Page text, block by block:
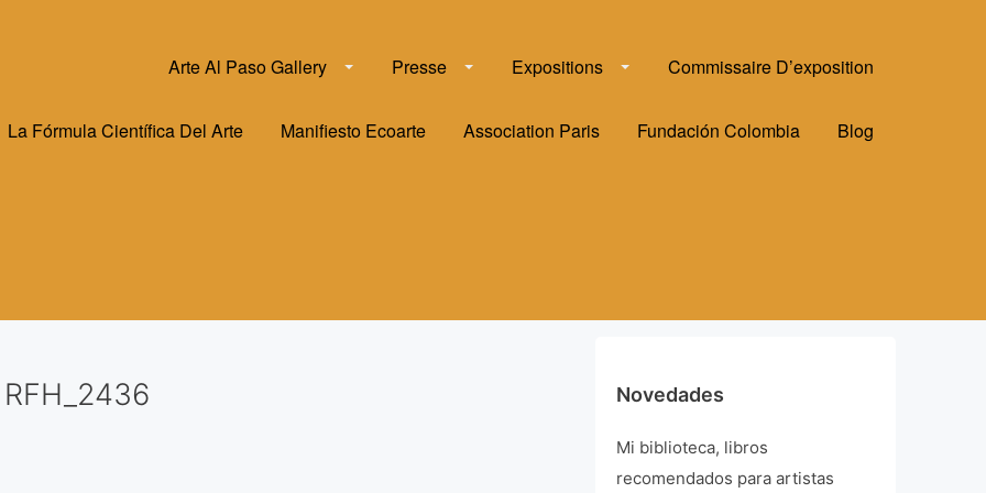
Arte Al Paso Gallery Presse Expositions Commissaire D’exposition
La Fórmula Científica Del Arte Manifiesto Ecoarte Association Paris Fundación Colombia Blog
RFH_2436 Novedades
Mi biblioteca, libros
recomendados para artistas